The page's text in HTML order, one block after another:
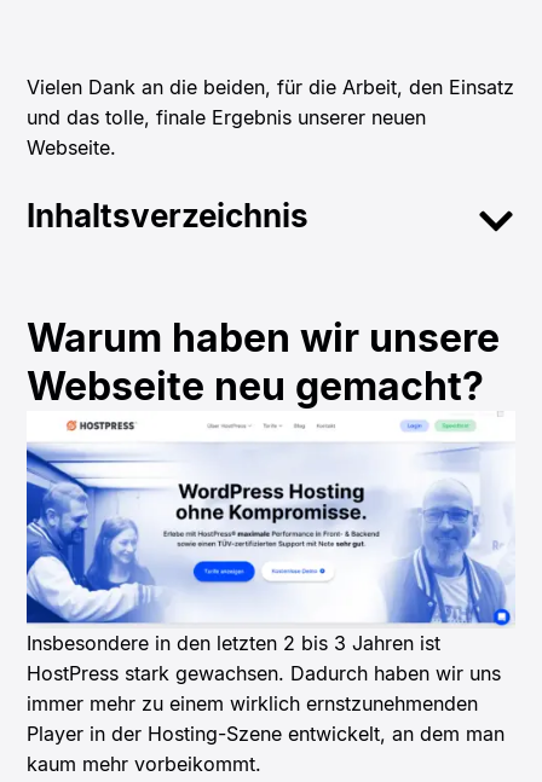
Vielen Dank an die beiden, für die Arbeit, den Einsatz
und das tolle, finale Ergebnis unserer neuen
Webseite.
Inhaltsverzeichnis
Warum haben wir unsere
Webseite neu gemacht?
Insbesondere in den letzten 2 bis 3 Jahren ist
HostPress stark gewachsen. Dadurch haben wir uns
immer mehr zu einem wirklich ernstzunehmenden
Player in der Hosting-Szene entwickelt, an dem man
kaum mehr vorbeikommt.